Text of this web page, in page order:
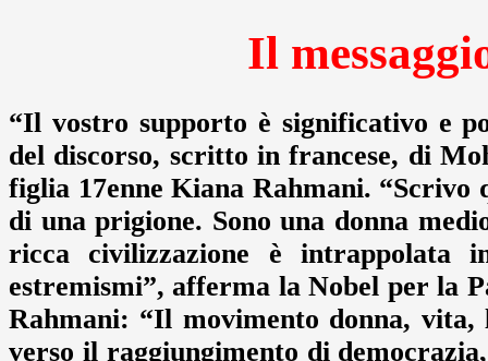
Il
“Il vostro supporto è significativo e
del discorso, scritto in francese, di
figlia 17enne Kiana Rahmani. “Scrivo
di una prigione. Sono una donna
ricca civilizzazione è
estremismi”, afferma la Nobel per la
Rahmani: “Il movimento donna,
verso il raggiungimento di